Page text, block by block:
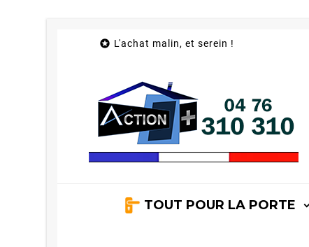
 L'achat malin, et serein !
TOUT POUR LA PORTE